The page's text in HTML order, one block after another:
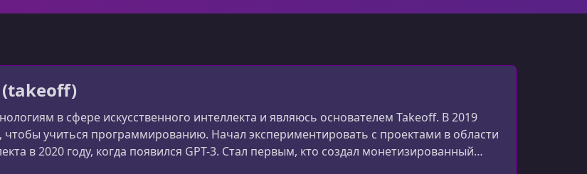
УРОК 17. 00:13:12
2.8 Backend Setup
в сфере искусственного интеллекта и являюсь основателем Takeoff. В 2019
чтобы учиться программированию. Начал экспериментировать с проектами в области
в 2020 году, когда появился GPT-3. Стал первым, кто создал монетизированный
OpenAI API в том же году. С тех пор занимаюсь разработкой продуктов на основе